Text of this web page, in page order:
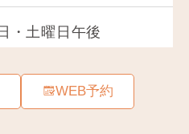
WEB予約